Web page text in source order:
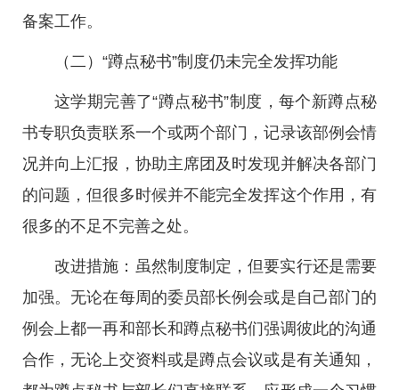
备案工作。
（二）“蹲点秘书”制度仍未完全发挥功能
这学期完善了“蹲点秘书”制度，每个新蹲点秘
书专职负责联系一个或两个部门，记录该部例会情
况并向上汇报，协助主席团及时发现并解决各部门
的问题，但很多时候并不能完全发挥这个作用，有
很多的不足不完善之处。
改进措施：虽然制度制定，但要实行还是需要
加强。无论在每周的委员部长例会或是自己部门的
例会上都一再和部长和蹲点秘书们强调彼此的沟通
合作，无论上交资料或是蹲点会议或是有关通知，